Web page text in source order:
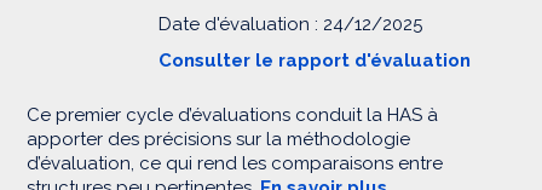
Date d'évaluation : 24/12/2025
Consulter le rapport d'évaluation
Ce premier cycle d’évaluations conduit la HAS à
apporter des précisions sur la méthodologie
d’évaluation, ce qui rend les comparaisons entre